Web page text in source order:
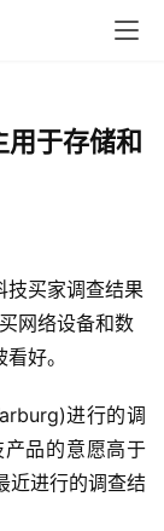
于存储和
买家调查结果
网络设备和数
好。
进行的调
品的意愿高于
进行的调查结